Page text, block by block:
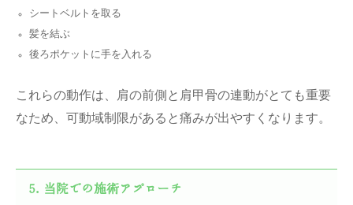
シートベルトを取る
髪を結ぶ
後ろポケットに手を入れる
これらの動作は、肩の前側と肩甲骨の連動がとても重要
なため、可動域制限があると痛みが出やすくなります。
当院での施術アプローチ